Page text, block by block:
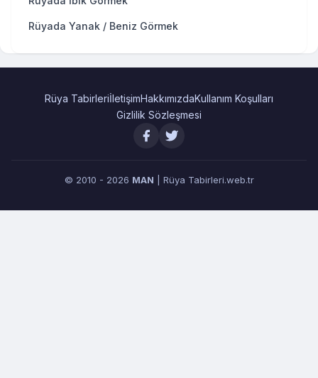
Rüyada Yanak / Beniz Görmek
Rüya TabirleriİletişimHakkımızdaKullanım Koşulları
Gizlilik Sözleşmesi
© 2010 - 2026 MAN | Rüya Tabirleri.web.tr